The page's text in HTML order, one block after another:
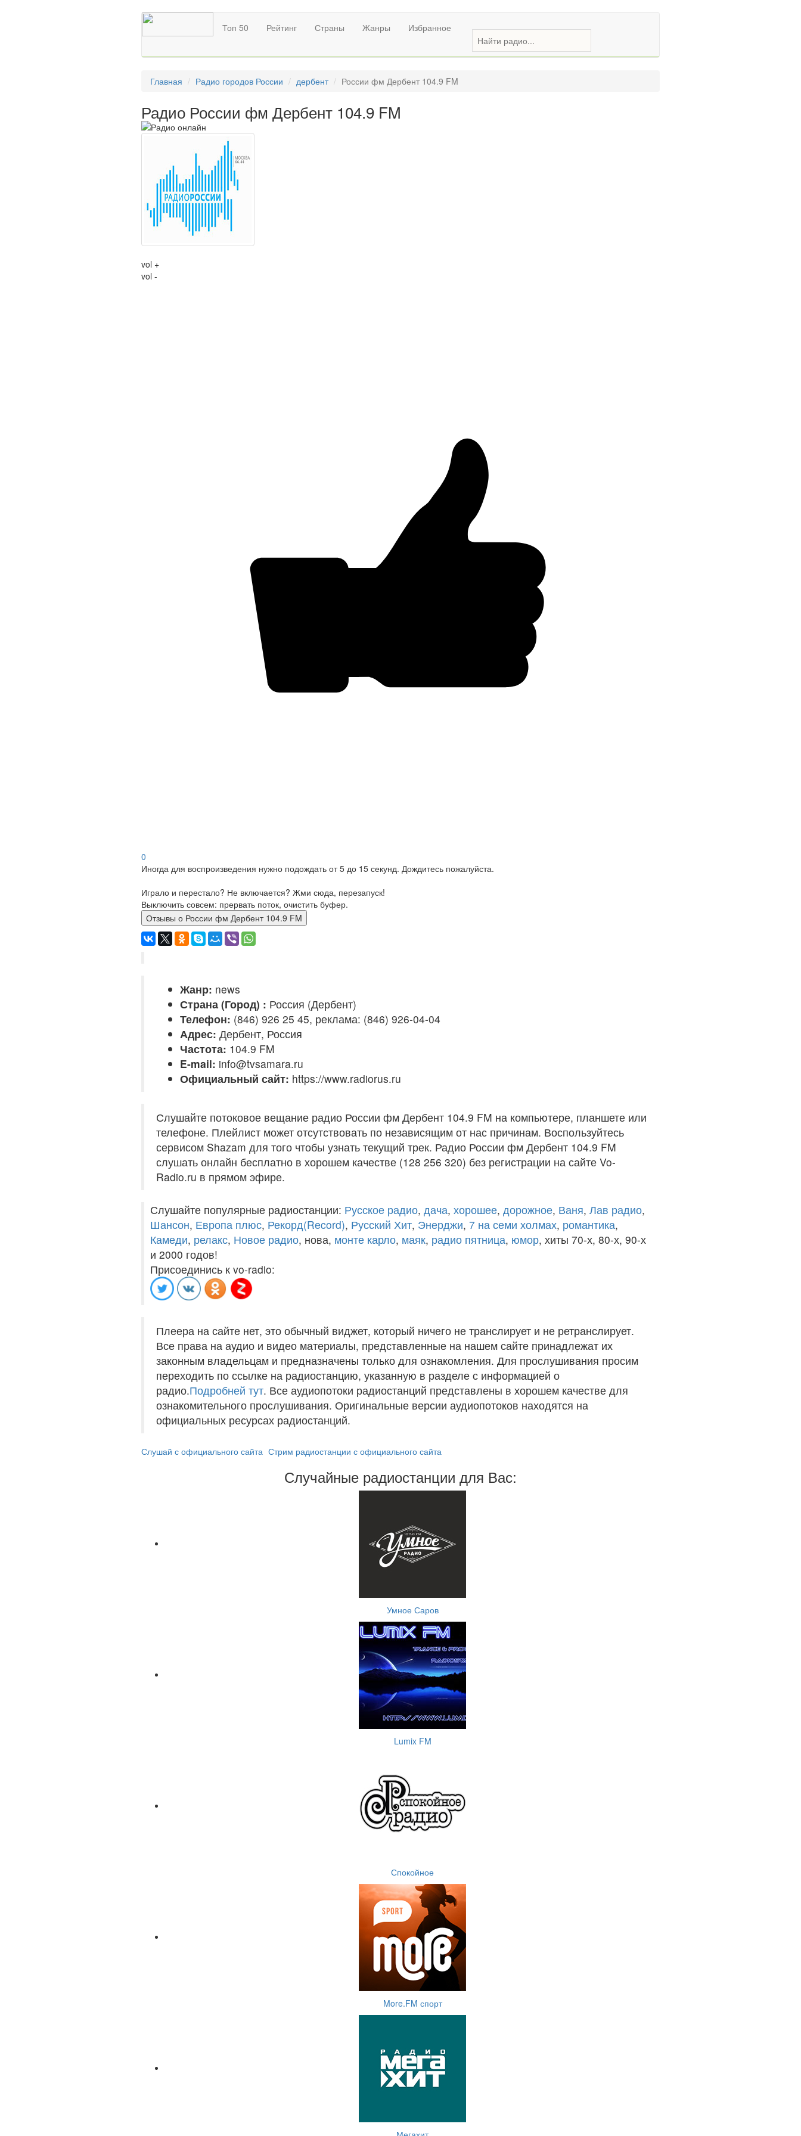
Топ 50 Рейтинг Страны Жанры Избранное
Главная Радио городов России дербент России фм Дербент 104.9 FM
Радио России фм Дербент 104.9 FM
vol +
vol -
0
Иногда для воспроизведения нужно подождать от 5 до 15 секунд. Дождитесь пожалуйста.
Играло и перестало? Не включается? Жми сюда, перезапуск!
Выключить совсем: прервать поток, очистить буфер.
Отзывы о России фм Дербент 104.9 FM
Жанр: news
Страна (Город) : Россия (Дербент)
Телефон: (846) 926 25 45, реклама: (846) 926-04-04
Адрес: Дербент, Россия
Частота: 104.9 FM
E-mail: info@tvsamara.ru
Официальный сайт: https://www.radiorus.ru
Слушайте потоковое вещание радио России фм Дербент 104.9 FM на компьютере, планшете или
телефоне. Плейлист может отсутствовать по независящим от нас причинам. Воспользуйтесь
сервисом Shazam для того чтобы узнать текущий трек. Радио России фм Дербент 104.9 FM
слушать онлайн бесплатно в хорошем качестве (128 256 320) без регистрации на сайте Vo-
Radio.ru в прямом эфире.
Слушайте популярные радиостанции: Русское радио, дача, хорошее, дорожное, Ваня, Лав радио,
Шансон, Европа плюс, Рекорд(Record), Русский Хит, Энерджи, 7 на семи холмах, романтика,
Камеди, релакс, Новое радио, нова, монте карло, маяк, радио пятница, юмор, хиты 70-х, 80-х, 90-х
и 2000 годов!
Присоединись к vo-radio:
Плеера на сайте нет, это обычный виджет, который ничего не транслирует и не ретранслирует.
Все права на аудио и видео материалы, представленные на нашем сайте принадлежат их
законным владельцам и предназначены только для ознакомления. Для прослушивания просим
переходить по ссылке на радиостанцию, указанную в разделе с информацией о
радио.Подробней тут. Все аудиопотоки радиостанций представлены в хорошем качестве для
ознакомительного прослушивания. Оригинальные версии аудиопотоков находятся на
официальных ресурсах радиостанций.
Слушай с официального сайта Стрим радиостанции с официального сайта
Случайные радиостанции для Вас:
Умное Саров
Lumix FM
Спокойное
More.FM спорт